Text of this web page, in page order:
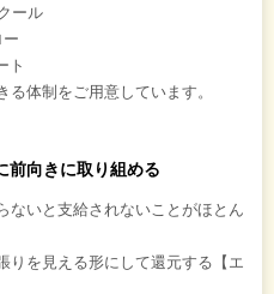
ール
ト
体制をご用意しています。
前向きに取り組める
ないと支給されないことがほとん
りを見える形にして還元する【エ